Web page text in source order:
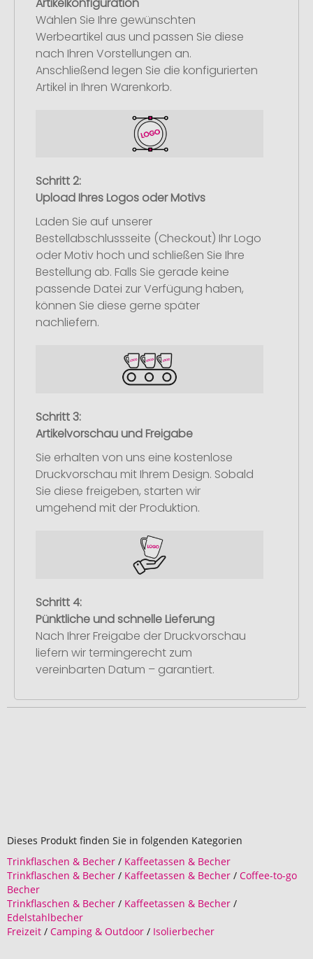
Wählen Sie Ihre gewünschten
Werbeartikel aus und passen Sie diese
nach Ihren Vorstellungen an.
Anschließend legen Sie die konfigurierten
Artikel in Ihren Warenkorb.
Schritt 2:
Upload Ihres Logos oder Motivs
Laden Sie auf unserer
Bestellabschlussseite (Checkout) Ihr Logo
oder Motiv hoch und schließen Sie Ihre
Bestellung ab. Falls Sie gerade keine
passende Datei zur Verfügung haben,
können Sie diese gerne später
nachliefern.
Schritt 3:
Artikelvorschau und Freigabe
Sie erhalten von uns eine kostenlose
Druckvorschau mit Ihrem Design. Sobald
Sie diese freigeben, starten wir
umgehend mit der Produktion.
Schritt 4:
Pünktliche und schnelle Lieferung
Nach Ihrer Freigabe der Druckvorschau
liefern wir termingerecht zum
vereinbarten Datum – garantiert.
Dieses Produkt finden Sie in folgenden Kategorien
Trinkflaschen & Becher / Kaffeetassen & Becher
Trinkflaschen & Becher / Kaffeetassen & Becher / Coffee-to-go
Becher
Trinkflaschen & Becher / Kaffeetassen & Becher /
Edelstahlbecher
Freizeit / Camping & Outdoor / Isolierbecher